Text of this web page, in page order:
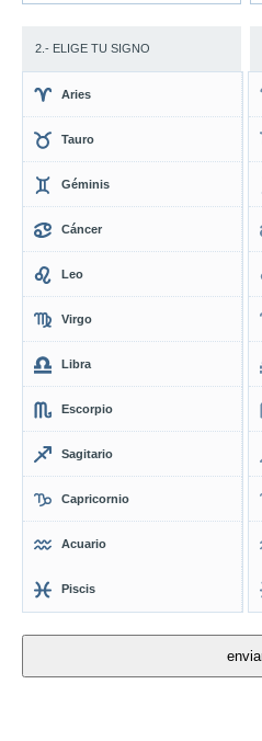
2.- ELIGE TU SIGNO
Aries
Tauro
Géminis
Cáncer
Leo
Virgo
Libra
Escorpio
Sagitario
Capricornio
Acuario
Piscis